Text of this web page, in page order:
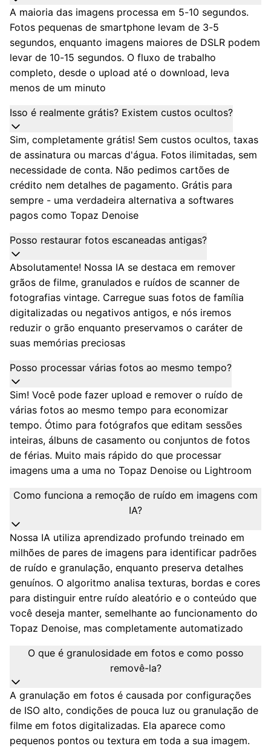
A maioria das imagens processa em 5-10 segundos.
Fotos pequenas de smartphone levam de 3-5
segundos, enquanto imagens maiores de DSLR podem
levar de 10-15 segundos. O fluxo de trabalho
completo, desde o upload até o download, leva
menos de um minuto
Isso é realmente grátis? Existem custos ocultos?
Sim, completamente grátis! Sem custos ocultos, taxas
de assinatura ou marcas d'água. Fotos ilimitadas, sem
necessidade de conta. Não pedimos cartões de
crédito nem detalhes de pagamento. Grátis para
sempre - uma verdadeira alternativa a softwares
pagos como Topaz Denoise
Posso restaurar fotos escaneadas antigas?
Absolutamente! Nossa IA se destaca em remover
grãos de filme, granulados e ruídos de scanner de
fotografias vintage. Carregue suas fotos de família
digitalizadas ou negativos antigos, e nós iremos
reduzir o grão enquanto preservamos o caráter de
suas memórias preciosas
Posso processar várias fotos ao mesmo tempo?
Sim! Você pode fazer upload e remover o ruído de
várias fotos ao mesmo tempo para economizar
tempo. Ótimo para fotógrafos que editam sessões
inteiras, álbuns de casamento ou conjuntos de fotos
de férias. Muito mais rápido do que processar
imagens uma a uma no Topaz Denoise ou Lightroom
Como funciona a remoção de ruído em imagens com
IA?
Nossa IA utiliza aprendizado profundo treinado em
milhões de pares de imagens para identificar padrões
de ruído e granulação, enquanto preserva detalhes
genuínos. O algoritmo analisa texturas, bordas e cores
para distinguir entre ruído aleatório e o conteúdo que
você deseja manter, semelhante ao funcionamento do
Topaz Denoise, mas completamente automatizado
O que é granulosidade em fotos e como posso
removê-la?
A granulação em fotos é causada por configurações
de ISO alto, condições de pouca luz ou granulação de
filme em fotos digitalizadas. Ela aparece como
pequenos pontos ou textura em toda a sua imagem.